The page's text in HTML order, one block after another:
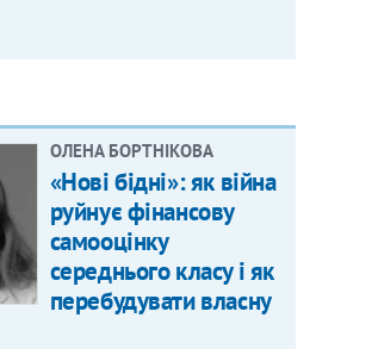
ОЛЕНА БОРТНІКОВА
«Нові бідні»: як війна
руйнує фінансову
самооцінку
середнього класу і як
перебудувати власну